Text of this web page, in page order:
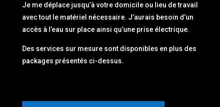
Je me déplace jusqu’à votre domicile ou lieu de travail
avec tout le matériel nécessaire. J’aurais besoin d’un
accès à l’eau sur place ainsi qu’une prise électrique.
Des services sur mesure sont disponibles en plus des
packages présentés ci-dessus.